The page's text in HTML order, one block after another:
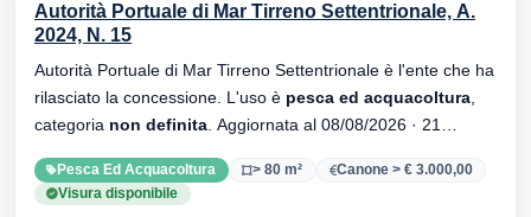
Autorità Portuale di Mar Tirreno Settentrionale, A.
2024, N. 15
Autorità Portuale di Mar Tirreno Settentrionale è l'ente che ha
rilasciato la concessione. L'uso è pesca ed acquacoltura
categoria non definita
Pesca Ed Acquacoltura > 80 m²
Canone > € 3.000,00
Visura disponibile